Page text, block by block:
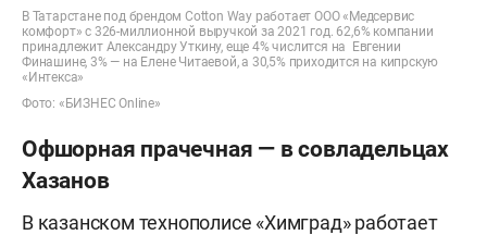
В Татарстане под брендом Cotton Way работает ООО «Медсервис
комфорт» с 326-миллионной выручкой за 2021 год. 62,6% компании
принадлежит Александру Уткину, еще 4% числится на Евгении
Финашине, 3% — на Елене Читаевой, а 30,5% приходится на кипрскую
«Интекса»
Фото: «БИЗНЕС Online»
Офшорная прачечная — в совладельцах
Хазанов
В казанском технополисе «Химград» работает